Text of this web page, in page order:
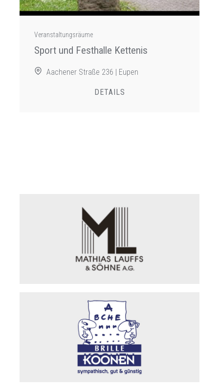
Veranstaltungsräume
Sport und Festhalle Kettenis
Aachener Straße 236 | Eupen
DETAILS